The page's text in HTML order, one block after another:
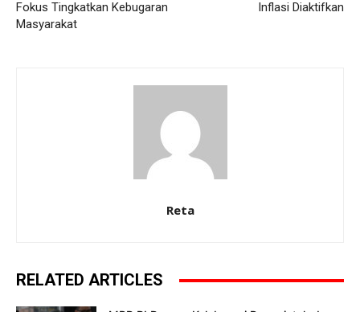
Fokus Tingkatkan Kebugaran
Masyarakat
Inflasi Diaktifkan
Reta
RELATED ARTICLES